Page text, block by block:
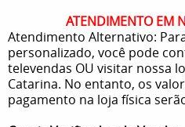
ATENDIMENTO EM
Atendimento Alternativo:
personalizado, você pode
televendas OU visitar nossa
Catarina. No entanto, os
pagamento na loja física